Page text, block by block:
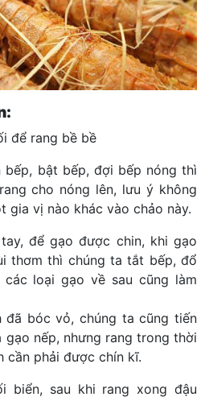
để rang bề bề
bếp, bật bếp, đợi bếp nóng thì
cho nóng lên, lưu ý không
gia vị nào khác vào chảo này.
để gạo được chin, khi gạo
thơm thì chúng ta tắt bếp, đổ
loại gạo về sau cũng làm
đã bóc vỏ, chúng ta cũng tiến
gạo nếp, nhưng rang trong thời
cần phải được chín kĩ.
biển, sau khi rang xong đậu